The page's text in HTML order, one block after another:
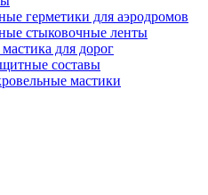
герметики для аэродромов
стыковочные ленты
для дорог
составы
мастики